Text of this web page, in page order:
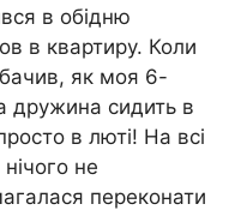
в обідню
в квартиру. Коли
як моя 6-
дружина сидить в
в люті! На всі
не
переконати